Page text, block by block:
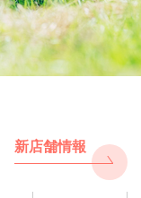
新店舗情報